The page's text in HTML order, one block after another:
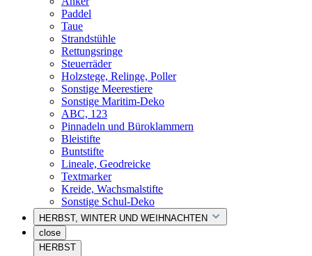
Paddel
Taue
Strandstühle
Rettungsringe
Steuerräder
Holzstege, Relinge, Poller
Sonstige Meerestiere
Sonstige Maritim-Deko
ABC, 123
Pinnadeln und Büroklammern
Bleistifte
Buntstifte
Lineale, Geodreicke
Textmarker
Kreide, Wachsmalstifte
Sonstige Schul-Deko
HERBST, WINTER UND WEIHNACHTEN
close
HERBST